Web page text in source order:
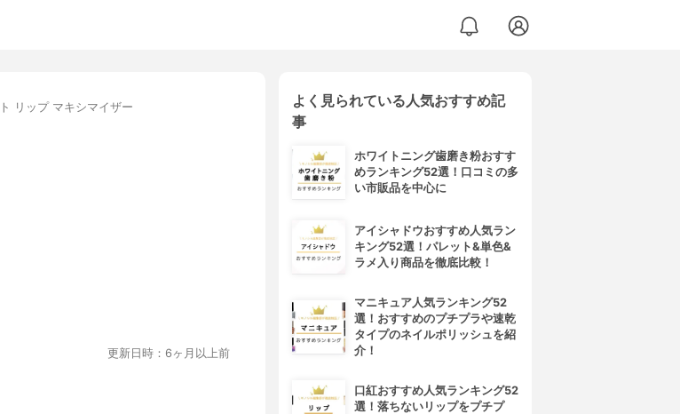
リップ マキシマイザー
更新日時：6ヶ月以上前
よく見られている人気おすすめ記
事
ホワイトニング歯磨き粉おすす
めランキング52選！口コミの多
い市販品を中心に
アイシャドウおすすめ人気ラン
キング52選！パレット&単色&
ラメ入り商品を徹底比較！
マニキュア人気ランキング52
選！おすすめのプチプラや速乾
タイプのネイルポリッシュを紹
介！
口紅おすすめ人気ランキング52
選！落ちないリップをプチプ